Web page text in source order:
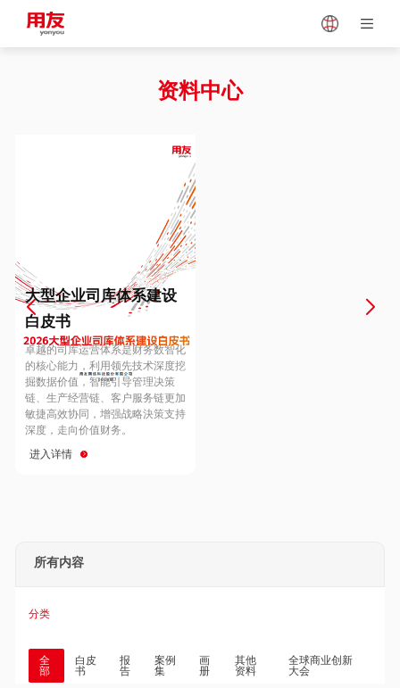
Vietnam
Europe
Hungary
Hong Kong
资料中心
大型企业司库体系建设
白皮书
卓越的司库运营体系是财务数智化
的核心能力，利用领先技术深度挖
掘数据价值，智能引导管理决策
链、生产经营链、客户服务链更加
敏捷高效协同，增强战略決策支持
深度，走向价值财务。
进入详情
所有内容
分类
全
部
白皮
书
报
告
案例
集
画
册
其他
资料
全球商业创新
大会